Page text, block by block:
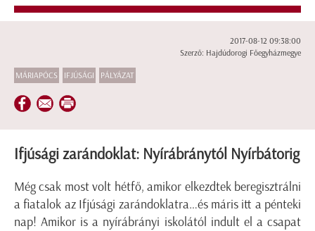
2017-08-12 09:38:00
Szerző: Hajdúdorogi Főegyházmegye
MÁRIAPÓCS IFJÚSÁGI PÁLYÁZAT
Ifjúsági zarándoklat: Nyírábránytól Nyírbátorig
Még csak most volt hétfő, amikor elkezdtek beregisztrálni
a fiatalok az Ifjúsági zarándoklatra…és máris itt a pénteki
nap! Amikor is a nyírábrányi iskolától indult el a csapat